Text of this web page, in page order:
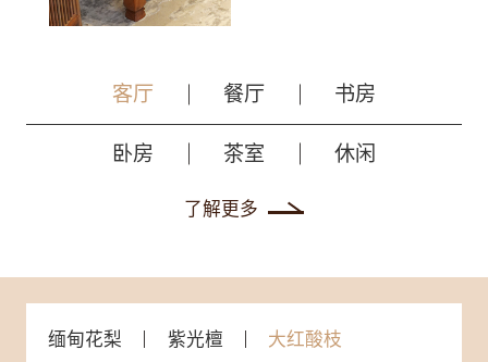
客厅 餐厅 书房
卧房 茶室 休闲
了解更多
缅甸花梨 紫光檀 大红酸枝